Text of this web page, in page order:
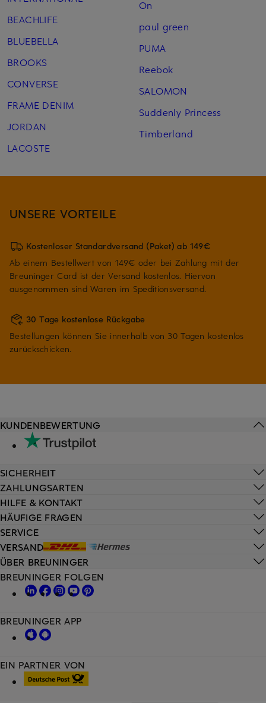
BEACHLIFE
BLUEBELLA
BROOKS
CONVERSE
FRAME DENIM
JORDAN
LACOSTE
On
paul green
PUMA
Reebok
SALOMON
Suddenly Princess
Timberland
UNSERE VORTEILE
Kostenloser Standardversand (Paket) ab 149€
Ab einem Bestellwert von 149€ oder bei Zahlung mit der
Breuninger Card ist der Versand kostenlos. Hiervon
ausgenommen sind Waren im Speditionsversand.
30 Tage kostenlose Rückgabe
Bestellungen können Sie innerhalb von 30 Tagen kostenlos
zurückschicken.
HILFE & KONTAKT
HÄUFIGE FRAGEN
SERVICE
VERSAND
KUNDENBEWERTUNG
SICHERHEIT
ZAHLUNGSARTEN
ÜBER BREUNINGER
EIN PARTNER VON
BREUNINGER FOLGEN
BREUNINGER APP